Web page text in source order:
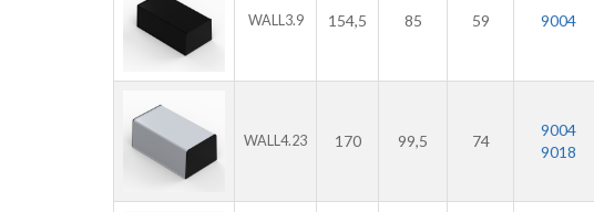
WALL3.9 154,5 85 59 9004
WALL4.23 170 99,5 74
9004
9018